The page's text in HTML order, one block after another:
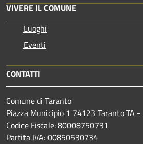
VIVERE IL COMUNE
Luoghi
Eventi
CONTATTI
Comune di Taranto
Piazza Municipio 1 74123 Taranto TA
Codice Fiscale: 80008750731
Partita IVA: 00850530734